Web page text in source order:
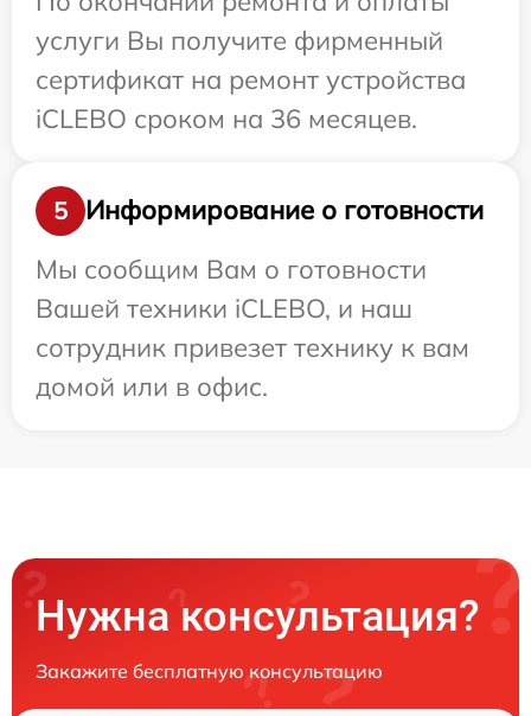
услуги Вы получите фирменный
сертификат на ремонт устройства
iCLEBO сроком на 36 месяцев.
5
Информирование о готовности
Мы сообщим Вам о готовности
Вашей техники iCLEBO, и наш
сотрудник привезет технику к вам
домой или в офис.
Нужна консультация?
Закажите бесплатную консультацию